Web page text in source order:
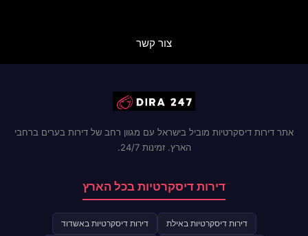
צור קשר
אתר דירות דיסקרטיות מוביל בישראל עם מגוון רחב של דירות בערים ברחבי
הארץ. זמינות 24/7.
דירות דיסקרטיות בכל הארץ
דירות דיסקרטיות באילת דירות דיסקרטיות באשדוד